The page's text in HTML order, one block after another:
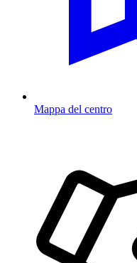
Mappa del centro